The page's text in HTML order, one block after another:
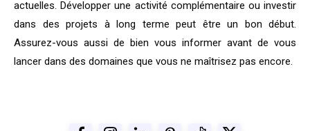
actuelles. Développer une activité complémentaire ou investir
dans des projets à long terme peut être un bon début.
Assurez-vous aussi de bien vous informer avant de vous
lancer dans des domaines que vous ne maîtrisez pas encore.